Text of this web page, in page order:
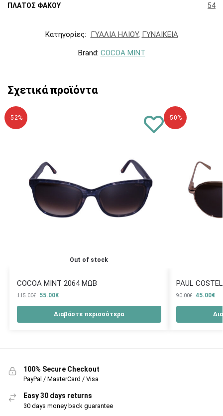
ΠΛΑΤΟΣ ΦΑΚΟΥ 54
Κατηγορίες: ΓΥΑΛΙΑ ΗΛΙΟΥ, ΓΥΝΑΙΚΕΙΑ
Brand: COCOA MINT
Σχετικά προϊόντα
-52%
Out of stock
COCOA MINT 2064 ΜΩΒ
115.00€ 55.00€
Διαβάστε περισσότερα
-50%
PAUL
90.00€ 45.00€
100% Secure Checkout
PayPal / MasterCard / Visa
Easy 30 days returns
30 days money back guarantee